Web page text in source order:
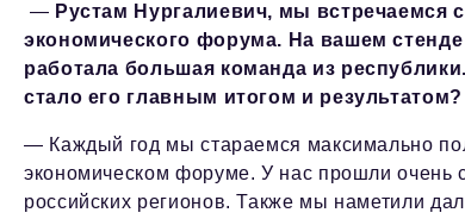
— Рустам Нургалиевич, мы встречаемся
экономического форума. На вашем
работала большая команда из
стало его главным итогом и результатом?
— Каждый год мы стараемся максимально
экономическом форуме. У нас прошли очень
российских регионов. Также мы наметили